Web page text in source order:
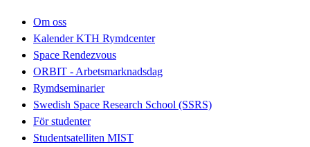
Om oss
Kalender KTH Rymdcenter
Space Rendezvous
ORBIT - Arbetsmarknadsdag
Rymdseminarier
Swedish Space Research School (SSRS)
För studenter
Studentsatelliten MIST